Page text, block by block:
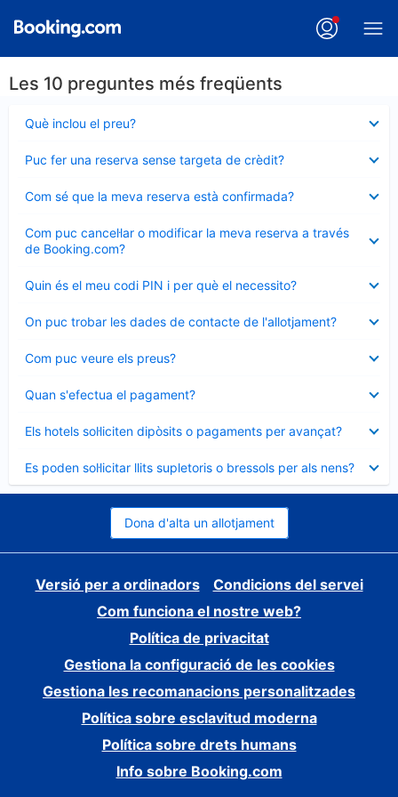
Les 10 preguntes més freqüents
Què inclou el preu?
tancat
Puc fer una reserva sense targeta de crèdit?
tancat
Com sé que la meva reserva està confirmada?
tancat
Com puc cancel·lar o modificar la meva reserva a través
de Booking.com?
tancat
Quin és el meu codi PIN i per què el necessito?
tancat
On puc trobar les dades de contacte de l'allotjament?
tancat
Com puc veure els preus?
tancat
Quan s'efectua el pagament?
tancat
Els hotels sol·liciten dipòsits o pagaments per avançat?
tancat
Es poden sol·licitar llits supletoris o bressols per als nens?
tancat
Dona d'alta un allotjament
Versió per a ordinadors
Condicions del servei
Com funciona el nostre web?
Política de privacitat
Gestiona la configuració de les cookies
Gestiona les recomanacions personalitzades
Política sobre esclavitud moderna
Política sobre drets humans
Info sobre Booking.com